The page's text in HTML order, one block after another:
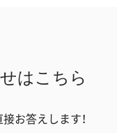
はこちら
お答えします！